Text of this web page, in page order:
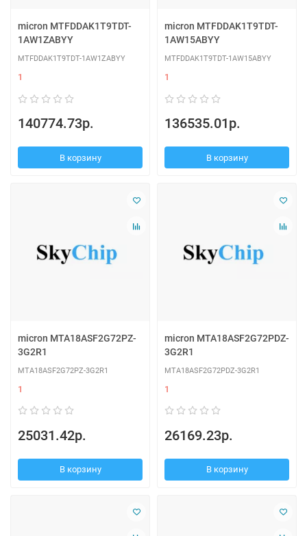
micron MTFDDAK1T9TDT-
1AW1ZABYY
MTFDDAK1T9TDT-1AW1ZABYY
1
140774.73р.
В корзину
micron MTFDDAK1T9TDT-
1AW15ABYY
MTFDDAK1T9TDT-1AW15ABYY
1
136535.01р.
В корзину
micron MTA18ASF2G72PZ-
3G2R1
MTA18ASF2G72PZ-3G2R1
1
25031.42р.
В корзину
micron MTA18ASF2G72PDZ-
3G2R1
MTA18ASF2G72PDZ-3G2R1
1
26169.23р.
В корзину